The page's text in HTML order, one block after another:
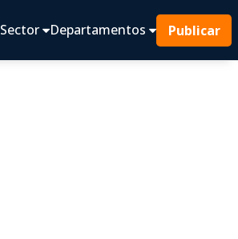
Sector Departamentos Publicar